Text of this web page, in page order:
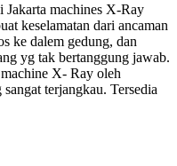
machines X-Ray
keselamatan dari ancaman
ke dalem gedung, dan
yg tak bertanggung jawab.
X- Ray oleh
terjangkau. Tersedia